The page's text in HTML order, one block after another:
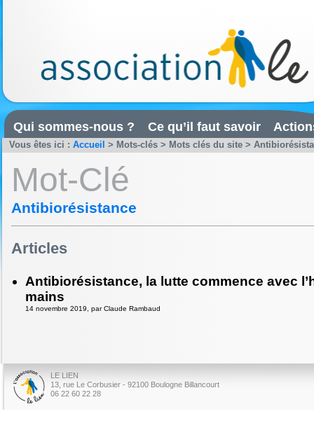
Qui sommes-nous ? Ce qu’il faut savoir
Vous êtes ici : Accueil > Mots-clés > Mots clés du site >
Mot-Clé
Antibiorésistance
Articles
Antibiorésistance, la lutte commence avec
mains
14 novembre 2019, par Claude Rambaud
LE LIEN
13, rue Le Corbusier - 92100 Boulogne Billancourt
06 22 60 22 28